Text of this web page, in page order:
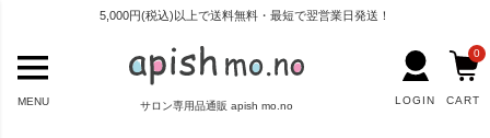
5,000円(税込)以上で送料無料・最短で翌営業日発送！
サロン専用品通販 apish mo.no
MENU LOGIN CART
0